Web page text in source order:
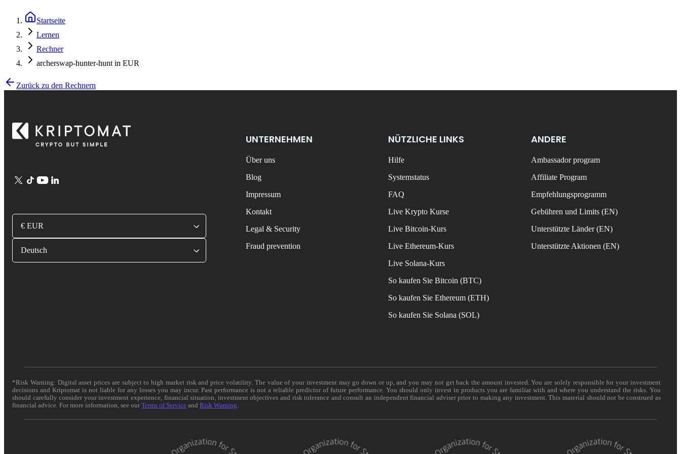
Startseite
Lernen
Rechner
archerswap-hunter-hunt in EUR
Zurück zu den Rechnern
€ EUR
Deutsch
UNTERNEHMEN
Über uns
Blog
Impressum
Kontakt
Legal & Security
Fraud prevention
NÜTZLICHE LINKS
Hilfe
Systemstatus
FAQ
Live Krypto Kurse
Live Bitcoin-Kurs
Live Ethereum-Kurs
Live Solana-Kurs
So kaufen Sie Bitcoin (BTC)
So kaufen Sie Ethereum (ETH)
So kaufen Sie Solana (SOL)
ANDERE
Ambassador program
Affiliate Program
Empfehlungsprogramm
Gebühren und Limits (EN)
Unterstützte Länder (EN)
Unterstützte Aktionen (EN)
*Risk Warning: Digital asset prices are subject to high market risk and price volatility. The value of your investment may go down or up, and you may not get back the amount invested. You are solely responsible for your investment
decisions and Kriptomat is not liable for any losses you may incur. Past performance is not a reliable predictor of future performance. You should only invest in products you are familiar with and where you understand the risks. You
should carefully consider your investment experience, financial situation, investment objectives and risk tolerance and consult an independent financial adviser prior to making any investment. This material should not be construed as
financial advice. For more information, see ourTerms of Service and Risk Warning